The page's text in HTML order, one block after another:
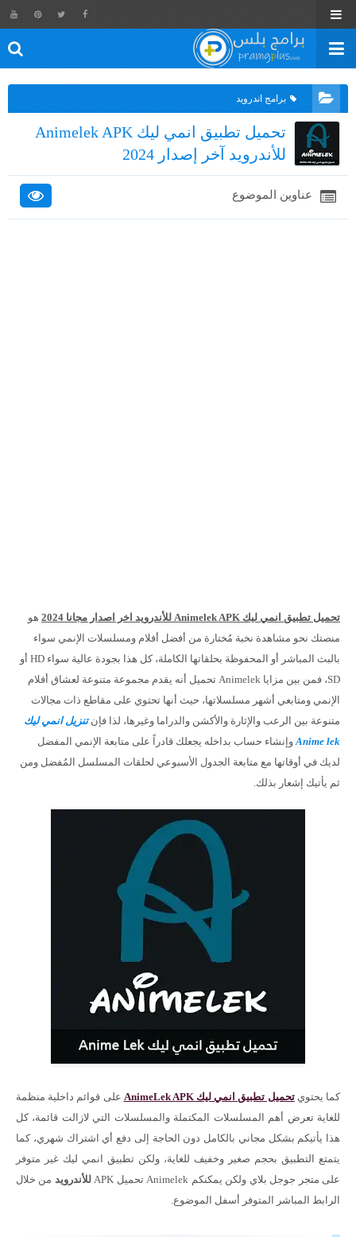
برامج اندرويد
تحميل تطبيق انمي ليك Animelek APK
للأندرويد آخر إصدار 2024
عناوين الموضوع
تحميل تطبيق انمي ليك Animelek APK للأندرويد اخر اصدار مجانا 2024
هو
منصتك نحو مشاهدة نخبة مُختارة من أفضل أفلام ومسلسلات الإنمي سواء
بالبث المباشر أو المحفوظة بحلقاتها الكاملة، كل هذا بجودة عالية سواء HD أو
SD، فمن بين مزايا Animelek تحميل أنه يقدم مجموعة متنوعة لعشاق أفلام
الإنمي ومتابعي أشهر مسلسلاتها، حيث أنها تحتوي على مقاطع ذات مجالات
متنوعة بين الرعب والإثارة والأكشن والدراما وغيرها، لذا فإنتنزيل انمي ليك
Anime lekوإنشاء حساب بداخله يجعلك قادراً على متابعة الإنمي المفضل
لديك في أوقاتها مع متابعة الجدول الأسبوعي لحلقات المسلسل المُفضل ومن
ثم يأتيك إشعار بذلك.
كما يحتويتحميل تطبيق انمي ليك AnimeLek APK
على قوائم داخلية منظمة
للغاية تعرض أهم المسلسلات المكتملة والمسلسلات التي لازالت قائمة، كل
هذا يأتيكم بشكل مجاني بالكامل دون الحاجة إلى دفع أي اشتراك شهري، كما
يتمتع التطبيق بحجم صغير وخفيف للغاية، ولكن تطبيق انمي ليك غير متوفر
على متجر جوجل بلاي ولكن يمكنكم Animelek تحميل APK
للأندرويد من خلال
الرابط المباشر المتوفر أسفل الموضوع.